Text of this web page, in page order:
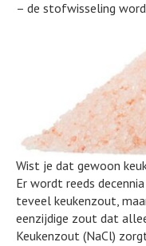
– de stofwisseling
Wist je dat gewoon
Er wordt reeds
teveel keukenzout,
eenzijdige zout dat
Keukenzout (NaCl)